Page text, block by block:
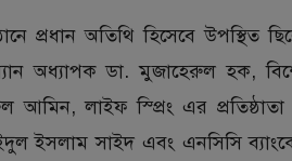
প্রধান অতিথি হিসেবে উপস্থিত
অধ্যাপক ডা. মুজাহেরুল হক,
আমিন, লাইফ স্প্রিং এর
ইসলাম সাইদ এবং এনসিসি